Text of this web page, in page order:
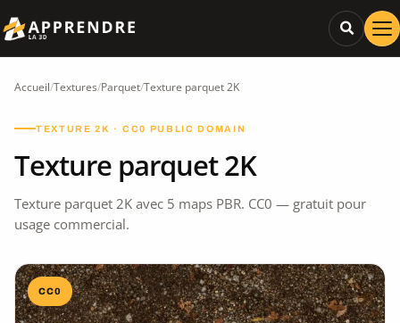
Accueil/Textures/Parquet/Texture parquet 2K
TEXTURE 2K · CC0 PUBLIC DOMAIN
Texture parquet 2K
Texture parquet 2K avec 5 maps PBR. CC0 — gratuit pour
usage commercial.
CC0